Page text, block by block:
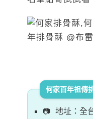
何家百年祖傳
地址：全